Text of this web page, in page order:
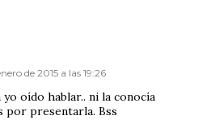
de 2015 a las 19:26
yo oído hablar.. ni la conocía
por presentarla. Bss